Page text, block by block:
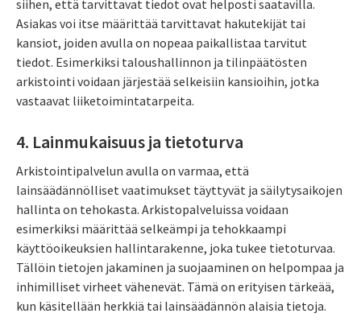
siihen, että tarvittavat tiedot ovat helposti saatavilla.
Asiakas voi itse määrittää tarvittavat hakutekijät tai
kansiot, joiden avulla on nopeaa paikallistaa tarvitut
tiedot. Esimerkiksi taloushallinnon ja tilinpäätösten
arkistointi voidaan järjestää selkeisiin kansioihin, jotka
vastaavat liiketoimintatarpeita.
4. Lainmukaisuus ja tietoturva
Arkistointipalvelun avulla on varmaa, että
lainsäädännölliset vaatimukset täyttyvät ja säilytysaikojen
hallinta on tehokasta. Arkistopalveluissa voidaan
esimerkiksi määrittää selkeämpi ja tehokkaampi
käyttöoikeuksien hallintarakenne, joka tukee tietoturvaa.
Tällöin tietojen jakaminen ja suojaaminen on helpompaa ja
inhimilliset virheet vähenevät. Tämä on erityisen tärkeää,
kun käsitellään herkkiä tai lainsäädännön alaisia tietoja.